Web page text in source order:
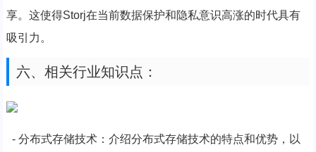
享。这使得Storj在当前数据保护和隐私意识高涨的时代具有
吸引力。
六、相关行业知识点：
- 分布式存储技术：介绍分布式存储技术的特点和优势，以